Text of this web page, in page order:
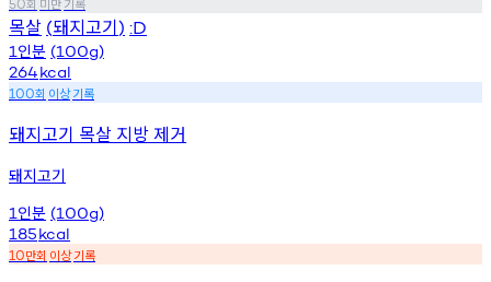
50
목살 (돼지고기) :D
1 인분 (100g)
264kcal
100회 이상기록
돼지고기 목살 지방 제거
돼지고기
1 인분 (100g)
185kcal
10만회 이상기록